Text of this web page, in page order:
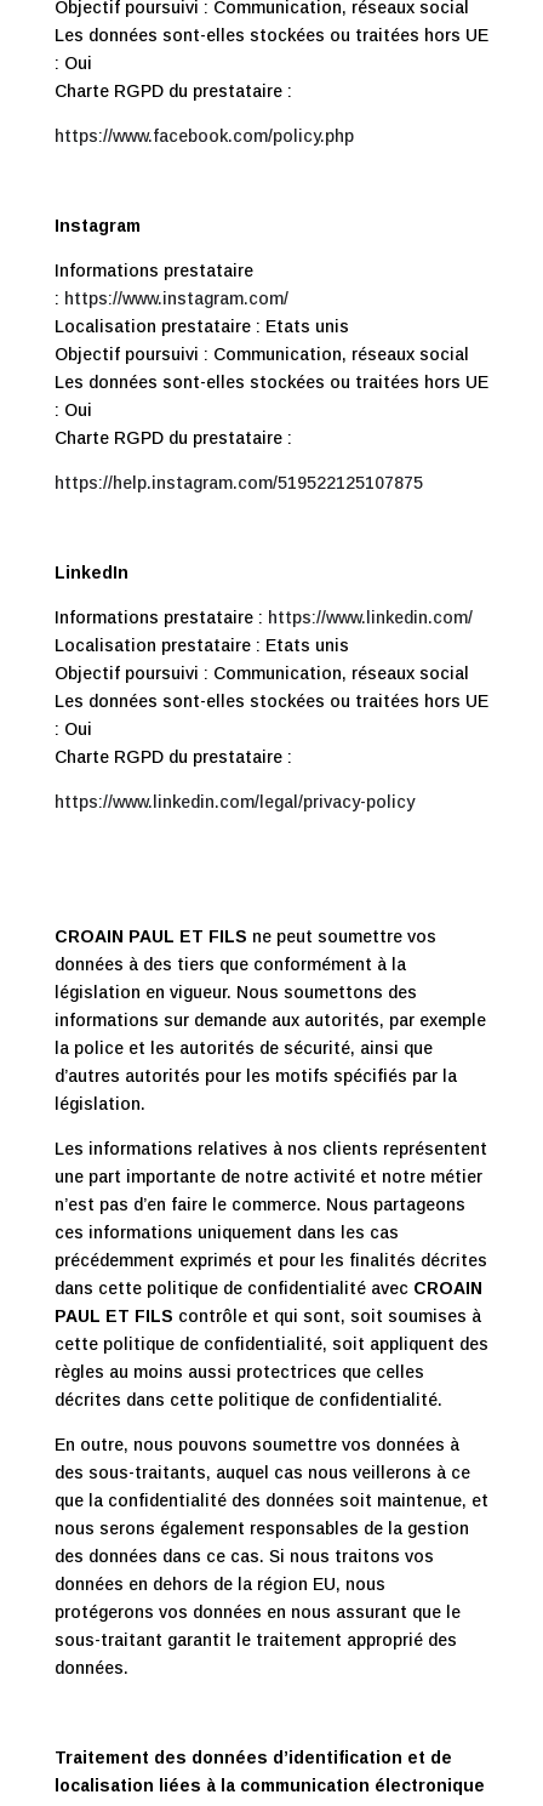
Objectif poursuivi : Communication, réseaux social
Les données sont-elles stockées ou traitées hors UE
: Oui
Charte RGPD du prestataire :
https://www.facebook.com/policy.php
Instagram
Informations prestataire
: https://www.instagram.com/
Localisation prestataire : Etats unis
Objectif poursuivi : Communication, réseaux social
Les données sont-elles stockées ou traitées hors UE
: Oui
Charte RGPD du prestataire :
https://help.instagram.com/519522125107875
LinkedIn
Informations prestataire : https://www.linkedin.com/
Localisation prestataire : Etats unis
Objectif poursuivi : Communication, réseaux social
Les données sont-elles stockées ou traitées hors UE
: Oui
Charte RGPD du prestataire :
https://www.linkedin.com/legal/privacy-policy
CROAIN PAUL ET FILS ne peut soumettre vos
données à des tiers que conformément à la
législation en vigueur. Nous soumettons des
informations sur demande aux autorités, par exemple
la police et les autorités de sécurité, ainsi que
d’autres autorités pour les motifs spécifiés par la
législation.
Les informations relatives à nos clients représentent
une part importante de notre activité et notre métier
n’est pas d’en faire le commerce. Nous partageons
ces informations uniquement dans les cas
précédemment exprimés et pour les finalités décrites
dans cette politique de confidentialité avec CROAIN
PAUL ET FILS contrôle et qui sont, soit soumises à
cette politique de confidentialité, soit appliquent des
règles au moins aussi protectrices que celles
décrites dans cette politique de confidentialité.
En outre, nous pouvons soumettre vos données à
des sous-traitants, auquel cas nous veillerons à ce
que la confidentialité des données soit maintenue, et
nous serons également responsables de la gestion
des données dans ce cas. Si nous traitons vos
données en dehors de la région EU, nous
protégerons vos données en nous assurant que le
sous-traitant garantit le traitement approprié des
données.
Traitement des données d’identification et de
localisation liées à la communication électronique